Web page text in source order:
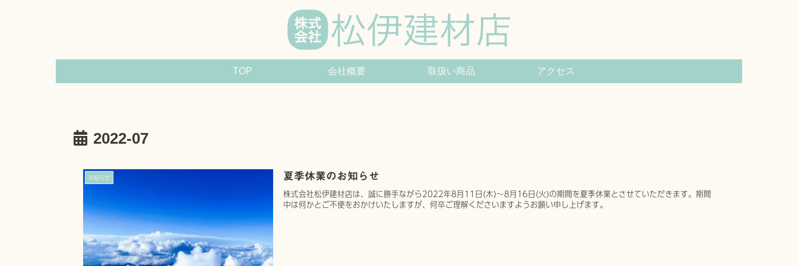
TOP 会社概要 取扱い商品 アクセス
2022-07
お知らせ 夏季休業のお知らせ
株式会社松伊建材店は、誠に勝手ながら2022年8月11日(木)～8月16日(火)の期間を夏季休業とさせていただきます。期間
中は何かとご不便をおかけいたしますが、何卒ご理解くださいますようお願い申し上げます。